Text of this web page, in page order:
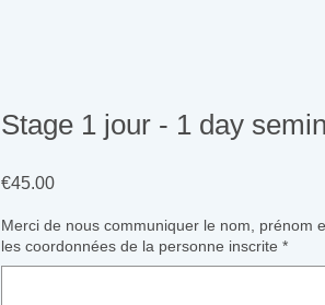
Stage 1 jour - 1 day
€45.00Price
Merci de nous communiquer le nom, prénom
les coordonnées de la personne inscrite *